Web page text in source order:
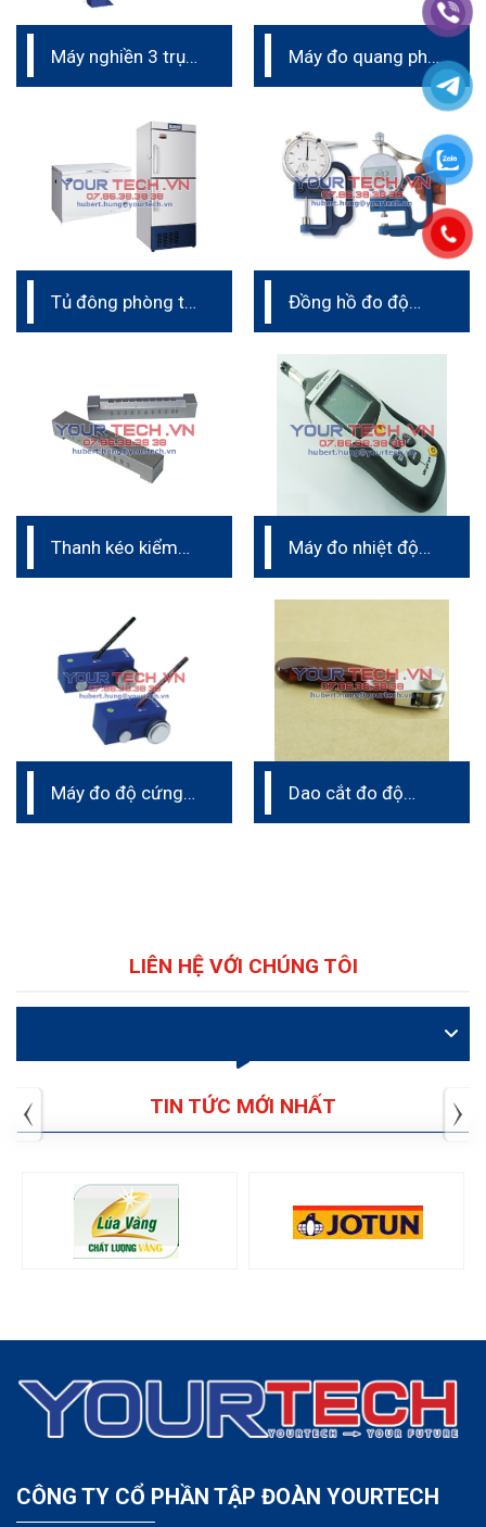
Máy nghiền 3 trục
Máy đo quang phổ
Tủ đông phòng thí
Đồng hồ đo độ
Thanh kéo kiểm
Máy đo nhiệt độ
sơn
Máy đo độ cứng
Dao cắt đo độ
LIÊN HỆ VỚI CHÚNG TÔI
TIN TỨC MỚI NHẤT
CÔNG TY CỔ PHẦN TẬP ĐOÀN YOURTECH